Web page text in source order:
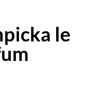
le